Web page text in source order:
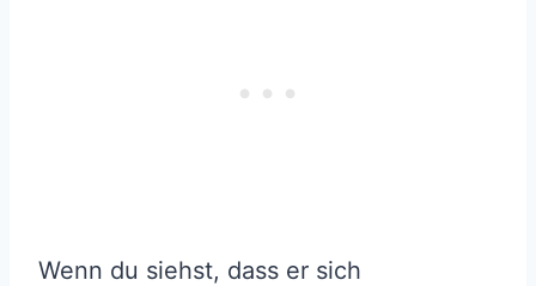
Wenn du siehst, dass er sich